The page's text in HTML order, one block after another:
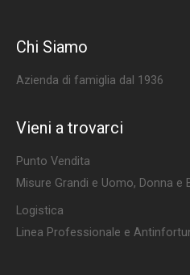
Chi Siamo
Azienda di famiglia dal 1936
Vieni a trovarci
Punto Vendita
Misure Grandi e Uomo, Donna e
Logistica
Linea Professionale e